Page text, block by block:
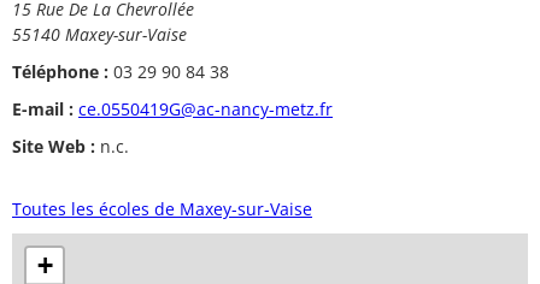
15 Rue De La Chevrollée
55140 Maxey-sur-Vaise
Téléphone : 03 29 90 84 38
E-mail : ce.0550419G@ac-nancy-metz.fr
Site Web : n.c.
Toutes les écoles de Maxey-sur-Vaise
+